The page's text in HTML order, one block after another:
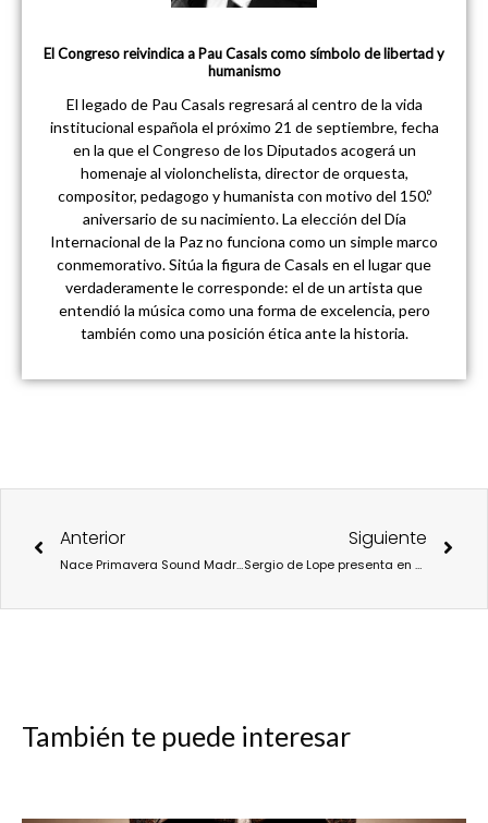
El Congreso reivindica a Pau Casals como símbolo de libertad y
humanismo
El legado de Pau Casals regresará al centro de la vida
institucional española el próximo 21 de septiembre, fecha
en la que el Congreso de los Diputados acogerá un
homenaje al violonchelista, director de orquesta,
compositor, pedagogo y humanista con motivo del 150.º
aniversario de su nacimiento. La elección del Día
Internacional de la Paz no funciona como un simple marco
conmemorativo. Sitúa la figura de Casals en el lugar que
verdaderamente le corresponde: el de un artista que
entendió la música como una forma de excelencia, pero
también como una posición ética ante la historia.
Anterior
Nace Primavera Sound Madrid.
Siguiente
Sergio de Lope presenta en concierto “Ellas” en Córdoba.
También te puede interesar